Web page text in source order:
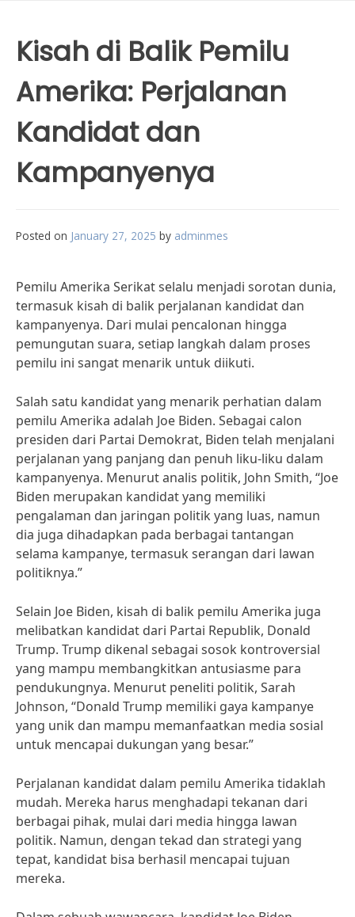
Kisah di Balik Pemilu
Amerika: Perjalanan
Kandidat dan
Kampanyenya
Posted on January 27, 2025 by adminmes
Pemilu Amerika Serikat selalu menjadi sorotan dunia,
termasuk kisah di balik perjalanan kandidat dan
kampanyenya. Dari mulai pencalonan hingga
pemungutan suara, setiap langkah dalam proses
pemilu ini sangat menarik untuk diikuti.
Salah satu kandidat yang menarik perhatian dalam
pemilu Amerika adalah Joe Biden. Sebagai calon
presiden dari Partai Demokrat, Biden telah menjalani
perjalanan yang panjang dan penuh liku-liku dalam
kampanyenya. Menurut analis politik, John Smith, “Joe
Biden merupakan kandidat yang memiliki
pengalaman dan jaringan politik yang luas, namun
dia juga dihadapkan pada berbagai tantangan
selama kampanye, termasuk serangan dari lawan
politiknya.”
Selain Joe Biden, kisah di balik pemilu Amerika juga
melibatkan kandidat dari Partai Republik, Donald
Trump. Trump dikenal sebagai sosok kontroversial
yang mampu membangkitkan antusiasme para
pendukungnya. Menurut peneliti politik, Sarah
Johnson, “Donald Trump memiliki gaya kampanye
yang unik dan mampu memanfaatkan media sosial
untuk mencapai dukungan yang besar.”
Perjalanan kandidat dalam pemilu Amerika tidaklah
mudah. Mereka harus menghadapi tekanan dari
berbagai pihak, mulai dari media hingga lawan
politik. Namun, dengan tekad dan strategi yang
tepat, kandidat bisa berhasil mencapai tujuan
mereka.